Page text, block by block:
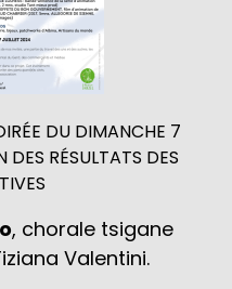
DU DIMANCHE 7
DES RÉSULTATS DES
, chorale tsigane
Valentini.